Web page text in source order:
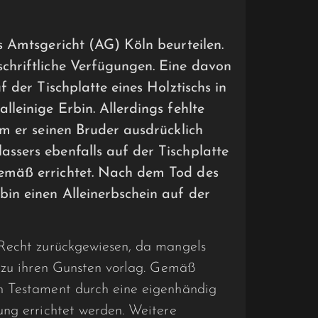
Amtsgericht (AG) Köln beurteilen.
Verfügungen. Eine davon
der Tischplatte eines Holztischs in
Erbin. Allerdings fehlte
er seinen Bruder ausdrücklich
ebenfalls auf der Tischplatte
errichtet. Nach dem Tod des
einen Alleinerbschein auf der
zurückgewiesen, da mangels
ihren Gunsten vorlag. Gemäß
Testament durch eine eigenhändig
errichtet werden. Weitere